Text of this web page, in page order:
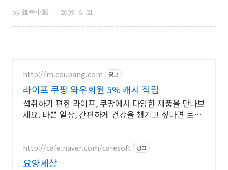
by 雜學小識 2009. 6. 21.
http://m.coupang.com 광고
라이프 쿠팡 와우회원 5% 캐시 적립
섭취하기 편한 라이프, 쿠팡에서 다양한 제품을 만나보
세요. 바쁜 일상, 간편하게 건강을 챙기고 싶다면 로켓
http://cafe.naver.com/caresoft 광고
요양세상